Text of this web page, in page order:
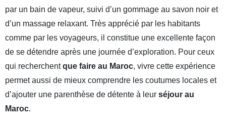
par un bain de vapeur, suivi d’un gommage au savon noir et
d’un massage relaxant. Très apprécié par les habitants
comme par les voyageurs, il constitue une excellente façon
de se détendre après une journée d’exploration. Pour ceux
qui recherchentque faire au Maroc, vivre cette expérience
permet aussi de mieux comprendre les coutumes locales et
d’ajouter une parenthèse de détente à leur séjour au
Maroc.